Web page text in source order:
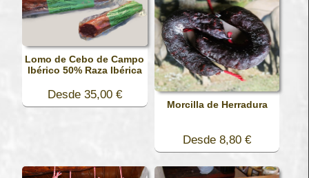
Lomo de Cebo de Campo
Ibérico 50% Raza Ibérica
Desde 35,00 €
Morcilla de Herradura
Desde 8,80 €